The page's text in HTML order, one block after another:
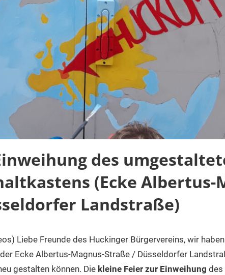
des
(Ecke Albertus-
Landstraße)
Liebe Freunde des Huckinger Bürgervereins, wir
Ecke Albertus-Magnus-Straße / Düsseldorfer
gestalten können. Die kleine Feier zur Einweihung des